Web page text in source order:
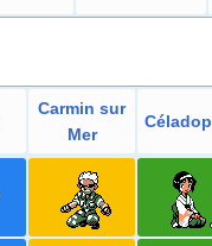
Carmin sur
Mer